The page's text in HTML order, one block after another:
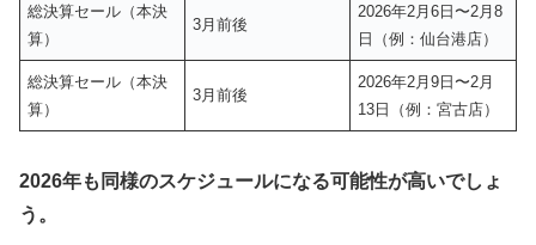
総決算セール（本決
算）
3月前後
2026年2月6日〜2月8
日（例：仙台港店）
総決算セール（本決
算）
3月前後
2026年2月9日〜2月
13日（例：宮古店）
2026年も同様のスケジュールになる可能性が高いでしょ
う。